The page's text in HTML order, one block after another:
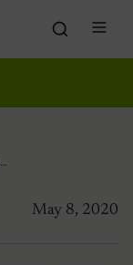
Elefantes tailandeses que se usaban para entretenimiento turístico están regresando a su hábitat
May 8, 2020